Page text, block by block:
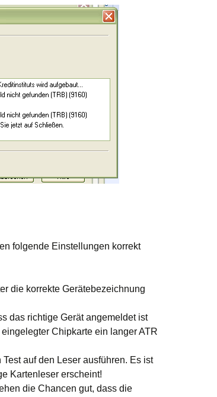
folgende Einstellungen korrekt
die korrekte Gerätebezeichnung
das richtige Gerät angemeldet ist
eingelegter Chipkarte ein langerATR
auf den Leser ausführen. Es ist
Kartenleser erscheint!
die Chancen gut, dass die